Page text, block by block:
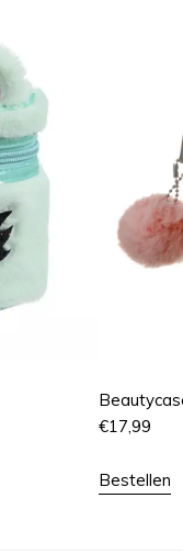
€17,99
Bestellen